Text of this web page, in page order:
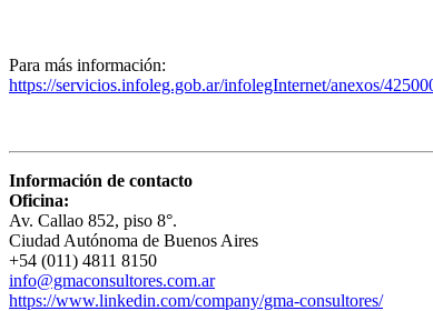
Para más información:
https://servicios.infoleg.gob.ar/infolegInternet/anexos/
Información de contacto
Oficina:
Av. Callao 852, piso 8°.
Ciudad Autónoma de Buenos Aires
+54 (011) 4811 8150
info@gmaconsultores.com.ar
https://www.linkedin.com/company/gma-consultores/